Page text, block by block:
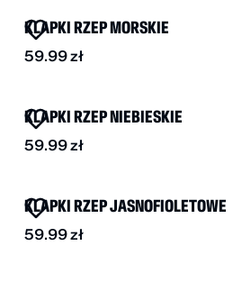
KLAPKI RZEP MORSKIE
59.99zł
KLAPKI RZEP NIEBIESKIE
59.99zł
KLAPKI RZEP JASNOFIOLETOWE
59.99zł